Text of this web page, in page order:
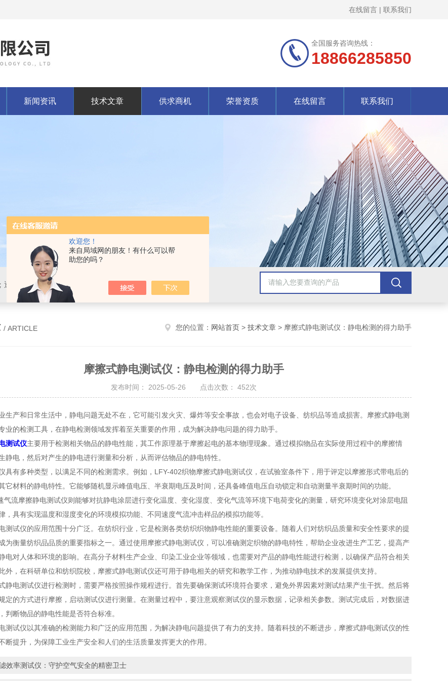
欢迎您！
来自局域网的朋友！有什么可以帮
助您的吗？
在线留言 | 联系我们
全国服务咨询热线：
18866285850
新闻资讯 技术文章 供求商机 荣誉资质 在线留言 联系我们
透湿仪；静水压仪
/ ARTICLE 您的位置： 网站首页 > 技术文章 > 摩擦式静电测试仪：静电检测的得力助手
摩擦式静电测试仪：静电检测的得力助手
发布时间： 2025-05-26 点击次数： 452次
产和日常生活中，静电问题无处不在，它可能引发火灾、爆炸等安全事故，也会对电子设备、纺织品等造成损害。摩擦式静电测
业的检测工具，在静电检测领域发挥着至关重要的作用，成为解决静电问题的得力助手。
测试仪主要用于检测相关物品的静电性能，其工作原理基于摩擦起电的基本物理现象。通过模拟物品在实际使用过程中的摩擦情
静电，然后对产生的静电进行测量和分析，从而评估物品的静电特性。
有多种类型，以满足不同的检测需求。例如，LFY-402织物摩擦式静电测试仪，在试验室条件下，用于评定以摩擦形式带电后的
它材料的静电特性。它能够随机显示峰值电压、半衰期电压及时间，还具备峰值电压自动锁定和自动测量半衰期时间的功能。
气流摩擦静电测试仪则能够对抗静电涂层进行变化温度、变化湿度、变化气流等环境下电荷变化的测量，研究环境变化对涂层电阻
，具有实现温度和湿度变化的环境模拟功能、不同速度气流冲击样品的模拟功能等。
试仪的应用范围十分广泛。在纺织行业，它是检测各类纺织织物静电性能的重要设备。随着人们对纺织品质量和安全性要求的提
为衡量纺织品品质的重要指标之一。通过使用摩擦式静电测试仪，可以准确测定织物的静电特性，帮助企业改进生产工艺，提高产
电对人体和环境的影响。在高分子材料生产企业、印染工业企业等领域，也需要对产品的静电性能进行检测，以确保产品符合相关
外，在科研单位和纺织院校，摩擦式静电测试仪还可用于静电相关的研究和教学工作，为推动静电技术的发展提供支持。
电测试仪进行检测时，需要严格按照操作规程进行。首先要确保测试环境符合要求，避免外界因素对测试结果产生干扰。然后将
定的方式进行摩擦，启动测试仪进行测量。在测量过程中，要注意观察测试仪的显示数据，记录相关参数。测试完成后，对数据进
判断物品的静电性能是否符合标准。
试仪以其准确的检测能力和广泛的应用范围，为解决静电问题提供了有力的支持。随着科技的不断进步，摩擦式静电测试仪的性
断提升，为保障工业生产安全和人们的生活质量发挥更大的作用。
效率测试仪：守护空气安全的精密卫士